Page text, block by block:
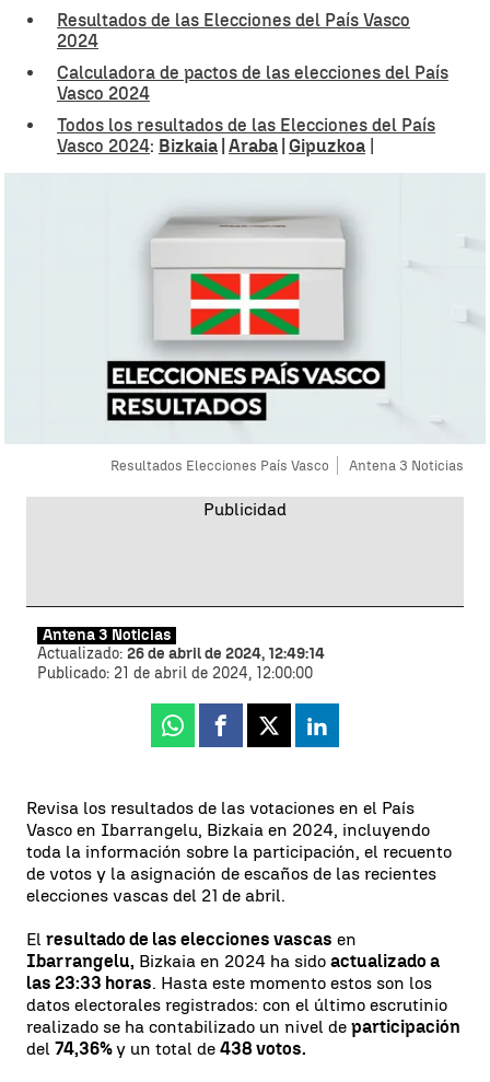
Resultados de las Elecciones del País Vasco
2024
Calculadora de pactos de las elecciones del País
Vasco 2024
Todos los resultados de las Elecciones del País
Vasco 2024: Bizkaia Araba Gipuzkoa
Resultados Elecciones País Vasco Antena 3 Noticias
Antena 3 Noticias
Actualizado: 26 de abril de 2024, 12:49:14
Publicado: 21 de abril de 2024, 12:00:00
Whatsapp
Facebook
X Linkedin
Revisa los resultados de las votaciones en el País
Vasco en Ibarrangelu, Bizkaia en 2024, incluyendo
toda la información sobre la participación, el recuento
de votos y la asignación de escaños de las recientes
elecciones vascas del 21 de abril.
El resultado de las elecciones vascas en
Ibarrangelu, Bizkaia en 2024 ha sido actualizado a
las 23:33 horas. Hasta este momento estos son los
datos electorales registrados: con el último escrutinio
realizado se ha contabilizado un nivel de participación
del 74,36%y un total de 438 votos.